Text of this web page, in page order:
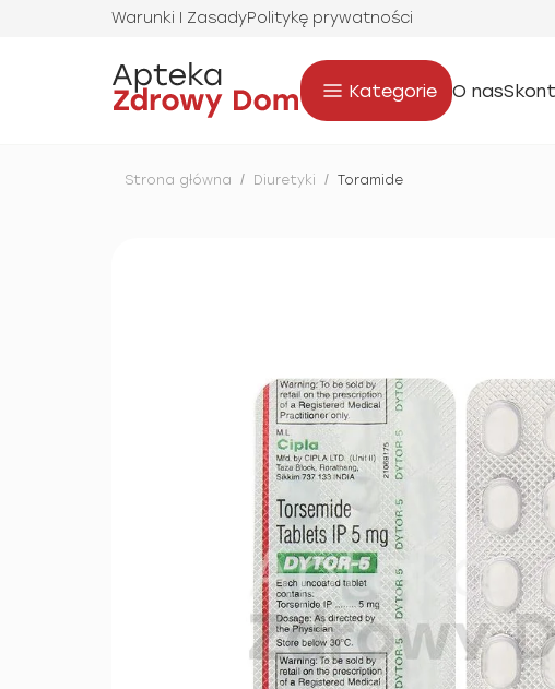
Warunki I ZasadyPolitykę prywatności
Kategorie O nas
Strona główna / Diuretyki / Toramide